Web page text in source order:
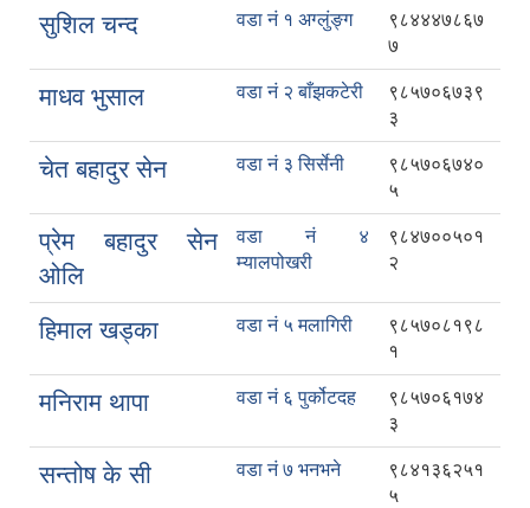
सुशिल चन्द वडा नं १ अग्लुंङ्ग
९८४४४७८६७
७
माधव भुसाल वडा नं २ बाँझकटेरी
९८५७०६७३९
३
चेत बहादुर सेन वडा नं ३ सिर्सेनी
९८५७०६७४०
५
प्रेम बहादुर सेन
ओलि
वडा नं ४
म्यालपोखरी
९८४७००५०१
२
हिमाल खड्का वडा नं ५ मलागिरी
९८५७०८१९८
१
मनिराम थापा वडा नं ६ पुर्कोटदह
९८५७०६१७४
३
सन्तोष के सी वडा नं ७ भनभने
९८४१३६२५१
५